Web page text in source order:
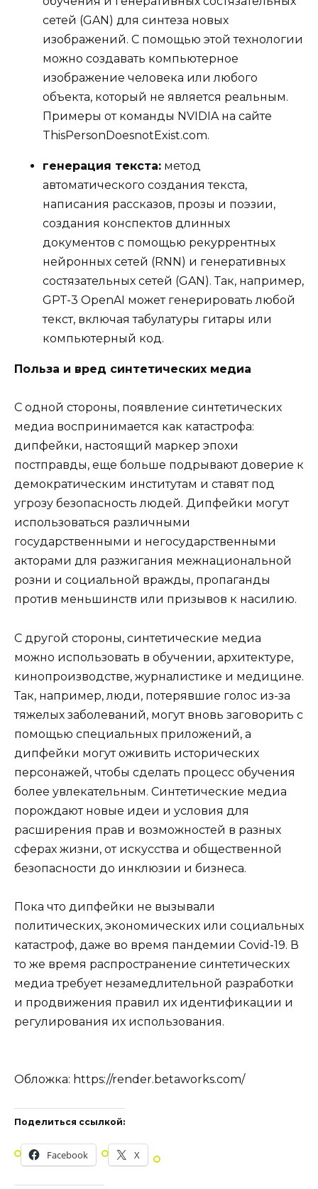
сетей (GAN) для синтеза новых
изображений. С помощью этой технологии
можно создавать компьютерное
изображение человека или любого
объекта, который не является реальным.
Примеры от команды NVIDIA на сайте
ThisPersonDoesnotExist.com.
генерация текста: метод
автоматического создания текста,
написания рассказов, прозы и поэзии,
создания конспектов длинных
документов с помощью рекуррентных
нейронных сетей (RNN) и генеративных
состязательных сетей (GAN). Так, например,
GPT-3 OpenAI может генерировать любой
текст, включая табулатуры гитары или
компьютерный код.
Польза и вред синтетических медиа
С одной стороны, появление синтетических
медиа воспринимается как катастрофа:
дипфейки, настоящий маркер эпохи
постправды, еще больше подрывают доверие к
демократическим институтам и ставят под
угрозу безопасность людей. Дипфейки могут
использоваться различными
государственными и негосударственными
акторами для разжигания межнациональной
розни и социальной вражды, пропаганды
против меньшинств или призывов к насилию.
С другой стороны, синтетические медиа
можно использовать в обучении, архитектуре,
кинопроизводстве, журналистике и медицине.
Так, например, люди, потерявшие голос из-за
тяжелых заболеваний, могут вновь заговорить с
помощью специальных приложений, а
дипфейки могут оживить исторических
персонажей, чтобы сделать процесс обучения
более увлекательным. Синтетические медиа
порождают новые идеи и условия для
расширения прав и возможностей в разных
сферах жизни, от искусства и общественной
безопасности до инклюзии и бизнеса.
Пока что дипфейки не вызывали
политических, экономических или социальных
катастроф, даже во время пандемии Covid-19. В
то же время распространение синтетических
медиа требует незамедлительной разработки
и продвижения правил их идентификации и
регулирования их использования.
Обложка: https://render.betaworks.com/
Поделиться ссылкой:
Facebook X